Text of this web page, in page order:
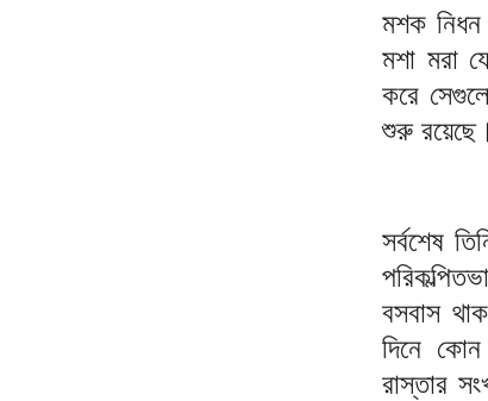
মশক নিধন
মশা মরা
করে
শুরু রয়েছে।
সর্বশেষ
বসবাস
দিনে
রাস্তার